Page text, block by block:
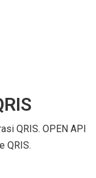
QRIS. OPEN API
QRIS.